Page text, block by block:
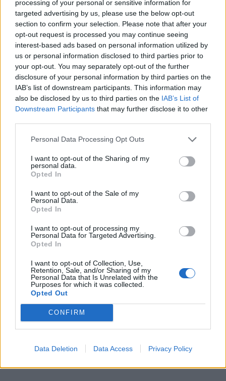
processing of your personal or sensitive information for
targeted advertising by us, please use the below opt-out
section to confirm your selection. Please note that after your
opt-out request is processed you may continue seeing
interest-based ads based on personal information utilized by
us or personal information disclosed to third parties prior to
your opt-out. You may separately opt-out of the further
disclosure of your personal information by third parties on the
IAB’s list of downstream participants. This information may
also be disclosed by us to third parties on the IAB’s List of
Downstream Participants that may further disclose it to other
Personal Data Processing Opt Outs
I want to opt-out of the Sharing of my
personal data.
Opted In
I want to opt-out of the Sale of my
Personal Data.
Opted In
I want to opt-out of processing my
Personal Data for Targeted Advertising.
Opted In
I want to opt-out of Collection, Use,
Retention, Sale, and/or Sharing of my
Personal Data that Is Unrelated with the
Purposes for which it was collected.
Opted Out
CONFIRM
Data Deletion Data Access Privacy Policy
Artigo anterior
Cantanhede: Presidente da
Câmara Municipal recebeu
autarcas de Alfortville
Próximo artigo
Arrendar casa consome
83% do rendimento
familiar em Portugal –
Comprar estabiliza nos
Deputados do PSD saúdam Banda
Sinfónica da ARMAB pelo 1º lugar no
certame internacional de Valência